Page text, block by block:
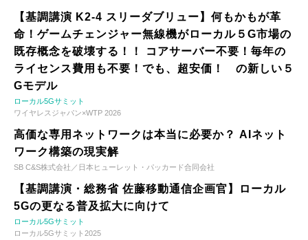
【基調講演 K2-4 スリーダブリュー】何もかもが革
命！ゲームチェンジャー無線機がローカル５G市場の
既存概念を破壊する！！ コアサーバー不要！毎年の
ライセンス費用も不要！でも、超安価！ の新しい５
Gモデル
ローカル5Gサミット
ワイヤレスジャパン×WTP 2026
高価な専用ネットワークは本当に必要か？ AIネット
ワーク構築の現実解
SB C&S株式会社／日本ヒューレット・パッカード合同会社
【基調講演・総務省 佐藤移動通信企画官】ローカル
5Gの更なる普及拡大に向けて
ローカル5Gサミット
ローカル5Gサミット2025